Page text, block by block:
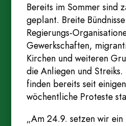
Bereits im Sommer sind
geplant. Breite
Regierungs-
Gewerkschaften,
Kirchen und weiteren
die Anliegen und
finden bereits seit
wöchentliche Proteste
„Am 24.9. setzen wir ein